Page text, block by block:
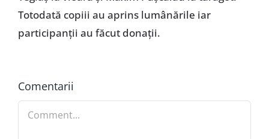
Totodată copiii au aprins lumânările iar
participanţii au făcut donaţii.
Comentarii
Comment